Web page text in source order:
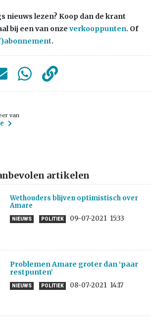
nieuws lezen? Koop dan de krant
bij een van onze verkooppunten. Of
.
van
artikelen
Wethouders blijven optimistisch over
Amare
NIEUWS POLITIEK 09-07-2021 15:33
Problemen Amare groter dan ‘paar
restpunten’
NIEUWS POLITIEK 08-07-2021 14:17